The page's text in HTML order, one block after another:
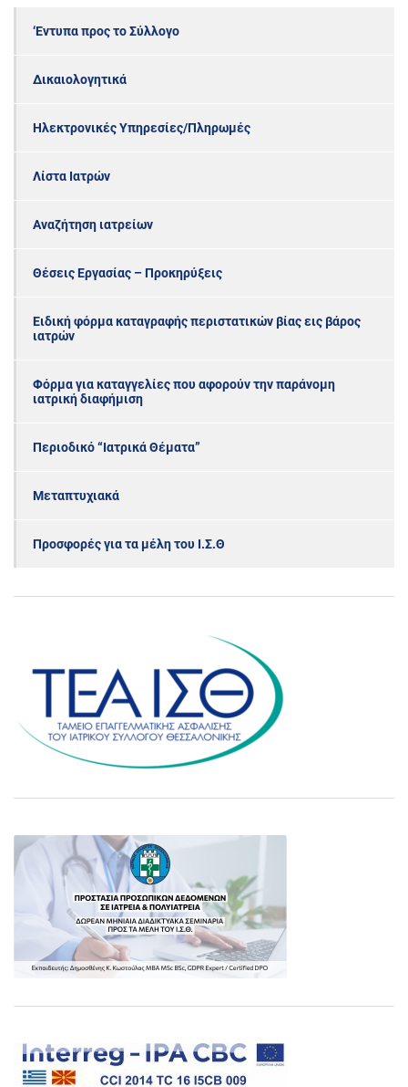
‘Εντυπα προς το Σύλλογο
Δικαιολογητικά
Ηλεκτρονικές Υπηρεσίες/Πληρωμές
Λίστα Ιατρών
Αναζήτηση ιατρείων
Θέσεις Εργασίας – Προκηρύξεις
Ειδική φόρμα καταγραφής περιστατικών βίας εις βάρος
ιατρών
Φόρμα για καταγγελίες που αφορούν την παράνομη
ιατρική διαφήμιση
Περιοδικό “Ιατρικά Θέματα”
Μεταπτυχιακά
Προσφορές για τα μέλη του Ι.Σ.Θ